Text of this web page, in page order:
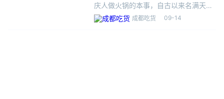
庆人做火锅的本事，自古以来名满天
下，任谁都会竖起大拇指道生“服气”。
一座城，两条江，山城重庆锅头烫。一
成都吃货 09-14